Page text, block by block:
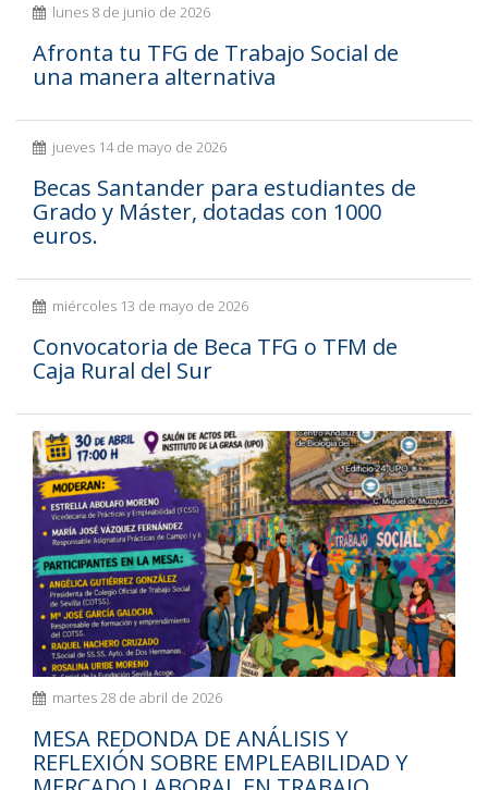
lunes 8 de junio de 2026
Afronta tu TFG de Trabajo Social de
una manera alternativa
jueves 14 de mayo de 2026
Becas Santander para estudiantes de
Grado y Máster, dotadas con 1000
euros.
miércoles 13 de mayo de 2026
Convocatoria de Beca TFG o TFM de
Caja Rural del Sur
martes 28 de abril de 2026
MESA REDONDA DE ANÁLISIS Y
REFLEXIÓN SOBRE EMPLEABILIDAD Y